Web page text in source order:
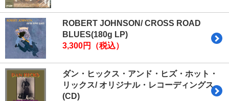
ROBERT JOHNSON/ CROSS ROAD
BLUES(180g LP)
3,300円（税込）
ダン・ヒックス・アンド・ヒズ・ホット・
リックス/ オリジナル・レコーディングス
(CD)